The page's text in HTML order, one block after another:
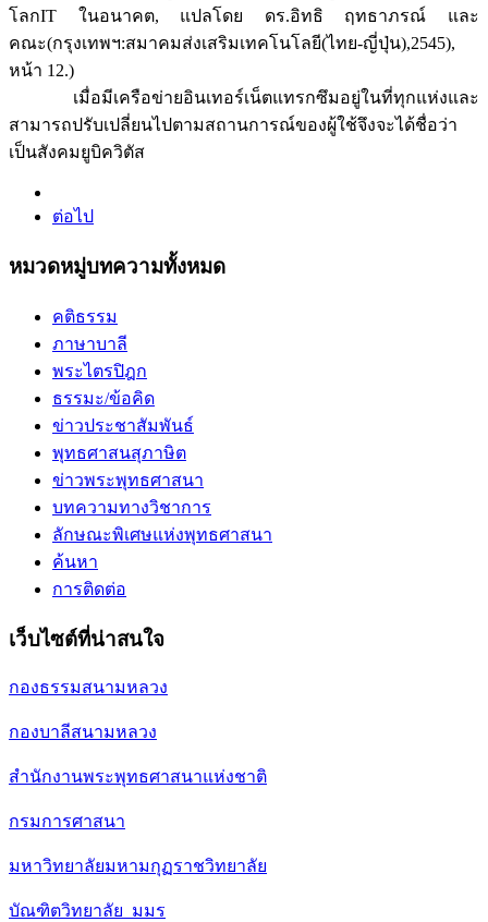
โลกIT ในอนาคต, แปลโดย ดร.อิทธิ ฤทธาภรณ์ และ
คณะ(กรุงเทพฯ:สมาคมส่งเสริมเทคโนโลยี(ไทย-ญี่ปุ่น),2545),
หน้า 12.)
เมื่อมีเครือข่ายอินเทอร์เน็ตแทรกซึมอยู่ในที่ทุกแห่งและ
สามารถปรับเปลี่ยนไปตามสถานการณ์ของผู้ใช้จึงจะได้ชื่อว่า
เป็นสังคมยูบิควิตัส
ต่อไป
หมวดหมู่บทความทั้งหมด
คติธรรม
ภาษาบาลี
พระไตรปิฎก
ธรรมะ/ข้อคิด
ข่าวประชาสัมพันธ์
พุทธศาสนสุภาษิต
ข่าวพระพุทธศาสนา
บทความทางวิชาการ
ลักษณะพิเศษแห่งพุทธศาสนา
ค้นหา
การติดต่อ
เว็บไซต์ที่น่าสนใจ
กองธรรมสนามหลวง
กองบาลีสนามหลวง
สำนักงานพระพุทธศาสนาแห่งชาติ
กรมการศาสนา
มหาวิทยาลัยมหามกุฏราชวิทยาลัย
บัณฑิตวิทยาลัย มมร